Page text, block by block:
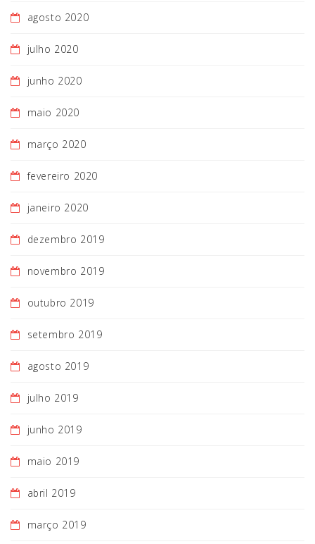
agosto 2020
julho 2020
junho 2020
maio 2020
março 2020
fevereiro 2020
janeiro 2020
dezembro 2019
novembro 2019
outubro 2019
setembro 2019
agosto 2019
julho 2019
junho 2019
maio 2019
abril 2019
março 2019